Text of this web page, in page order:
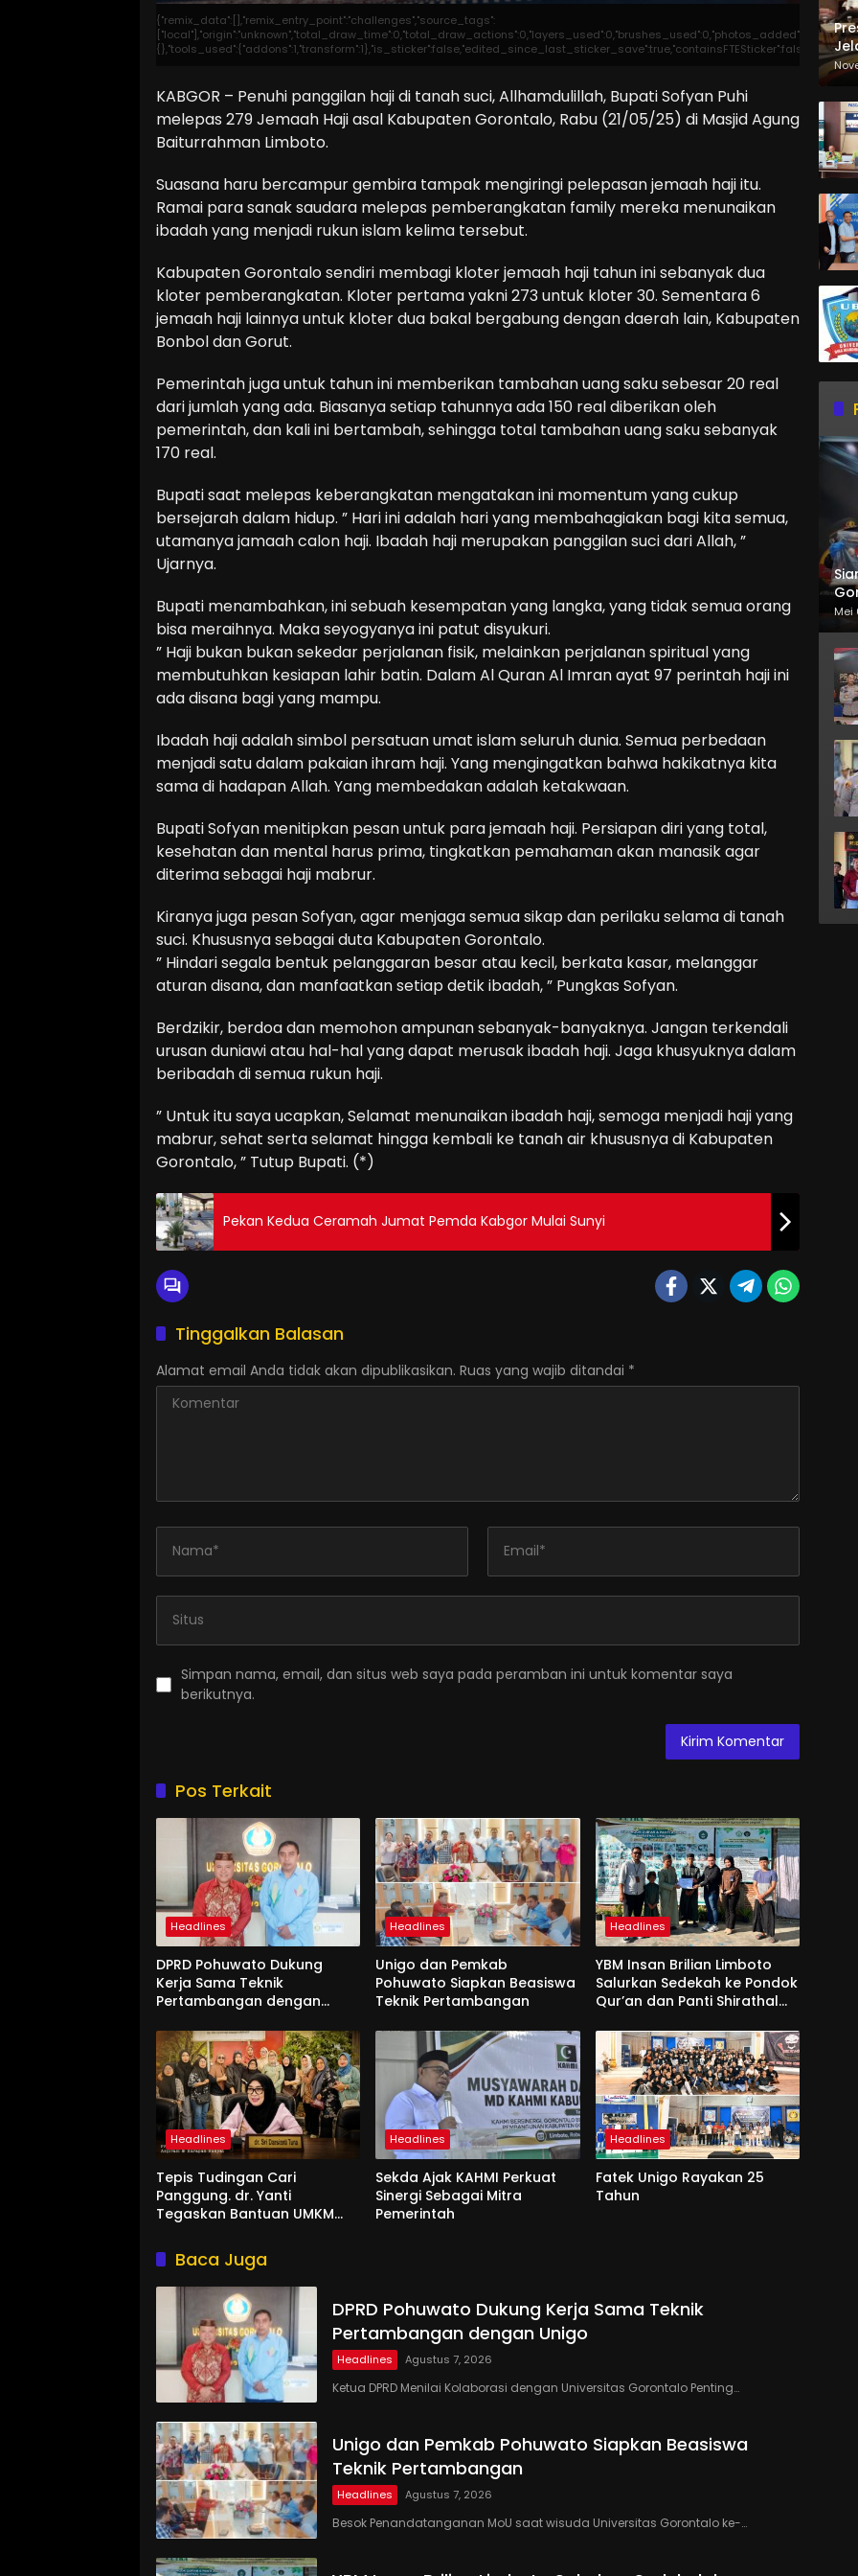
{"remix_data":[],"remix_entry_point":"challenges","source_tags":
{},"tools_used":{"addons":1,"transform":1},"is_sticker":false,"edited_since_last_sticker_save":true,"containsFTESticker":false}
KABGOR – Penuhi panggilan haji di tanah suci, Allhamdulillah, Bupati Sofyan Puhi
melepas 279 Jemaah Haji asal Kabupaten Gorontalo, Rabu (21/05/25) di Masjid Agung
Baiturrahman Limboto.
Suasana haru bercampur gembira tampak mengiringi pelepasan jemaah haji itu.
Ramai para sanak saudara melepas pemberangkatan family mereka menunaikan
ibadah yang menjadi rukun islam kelima tersebut.
Kabupaten Gorontalo sendiri membagi kloter jemaah haji tahun ini sebanyak dua
kloter pemberangkatan. Kloter pertama yakni 273 untuk kloter 30. Sementara 6
jemaah haji lainnya untuk kloter dua bakal bergabung dengan daerah lain, Kabupaten
Bonbol dan Gorut.
Pemerintah juga untuk tahun ini memberikan tambahan uang saku sebesar 20 real
dari jumlah yang ada. Biasanya setiap tahunnya ada 150 real diberikan oleh
pemerintah, dan kali ini bertambah, sehingga total tambahan uang saku sebanyak
170 real.
Bupati saat melepas keberangkatan mengatakan ini momentum yang cukup
bersejarah dalam hidup. ” Hari ini adalah hari yang membahagiakan bagi kita semua,
utamanya jamaah calon haji. Ibadah haji merupakan panggilan suci dari Allah, ”
Ujarnya.
Bupati menambahkan, ini sebuah kesempatan yang langka, yang tidak semua orang
bisa meraihnya. Maka seyogyanya ini patut disyukuri.
” Haji bukan bukan sekedar perjalanan fisik, melainkan perjalanan spiritual yang
membutuhkan kesiapan lahir batin. Dalam Al Quran Al Imran ayat 97 perintah haji ini
ada disana bagi yang mampu.
Ibadah haji adalah simbol persatuan umat islam seluruh dunia. Semua perbedaan
menjadi satu dalam pakaian ihram haji. Yang mengingatkan bahwa hakikatnya kita
sama di hadapan Allah. Yang membedakan adalah ketakwaan.
Bupati Sofyan menitipkan pesan untuk para jemaah haji. Persiapan diri yang total,
kesehatan dan mental harus prima, tingkatkan pemahaman akan manasik agar
diterima sebagai haji mabrur.
Kiranya juga pesan Sofyan, agar menjaga semua sikap dan perilaku selama di tanah
suci. Khususnya sebagai duta Kabupaten Gorontalo.
” Hindari segala bentuk pelanggaran besar atau kecil, berkata kasar, melanggar
aturan disana, dan manfaatkan setiap detik ibadah, ” Pungkas Sofyan.
Berdzikir, berdoa dan memohon ampunan sebanyak-banyaknya. Jangan terkendali
urusan duniawi atau hal-hal yang dapat merusak ibadah haji. Jaga khusyuknya dalam
beribadah di semua rukun haji.
” Untuk itu saya ucapkan, Selamat menunaikan ibadah haji, semoga menjadi haji yang
mabrur, sehat serta selamat hingga kembali ke tanah air khususnya di Kabupaten
Gorontalo, ” Tutup Bupati. (*)
Pekan Kedua Ceramah Jumat Pemda Kabgor Mulai Sunyi
Tinggalkan Balasan
Alamat email Anda tidak akan dipublikasikan. Ruas yang wajib ditandai *
Simpan nama, email, dan situs web saya pada peramban ini untuk komentar saya
berikutnya.
Pos Terkait
Headlines
DPRD Pohuwato Dukung
Kerja Sama Teknik
Pertambangan dengan
Headlines
Unigo dan Pemkab
Pohuwato Siapkan Beasiswa
Teknik Pertambangan
Headlines
YBM Insan Brilian Limboto
Salurkan Sedekah ke Pondok
Qur’an dan Panti Shirathal
Headlines
Tepis Tudingan Cari
Panggung. dr. Yanti
Tegaskan Bantuan UMKM
Rakyat
Headlines
Sekda Ajak KAHMI Perkuat
Sinergi Sebagai Mitra
Pemerintah
Headlines
Fatek Unigo Rayakan 25
Tahun
Baca Juga
DPRD Pohuwato Dukung Kerja Sama Teknik
Pertambangan dengan Unigo
Headlines Agustus 7, 2026
Ketua DPRD Menilai Kolaborasi dengan Universitas Gorontalo Penting…
Unigo dan Pemkab Pohuwato Siapkan Beasiswa
Teknik Pertambangan
Headlines Agustus 7, 2026
Besok Penandatanganan MoU saat wisuda Universitas Gorontalo ke-…
Mei